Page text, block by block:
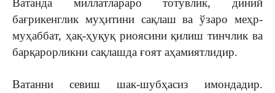
Ватанда миллатлараро тотувлик, диний
бағрикенглик муҳитини сақлаш ва ўзаро меҳр-
муҳаббат, ҳақ-ҳуқуқ риоясини қилиш тинчлик ва
барқарорликни сақлашда ғоят аҳамиятлидир.
Ватанни севиш шак-шубҳасиз имондадир.